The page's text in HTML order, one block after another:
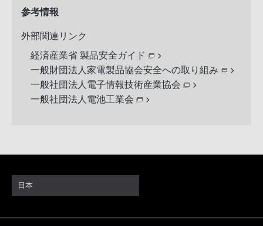
参考情報
外部関連リンク
経済産業省 製品安全ガイド
一般財団法人家電製品協会安全への取り組み
一般社団法人電子情報技術産業協会
一般社団法人電池工業会
日本